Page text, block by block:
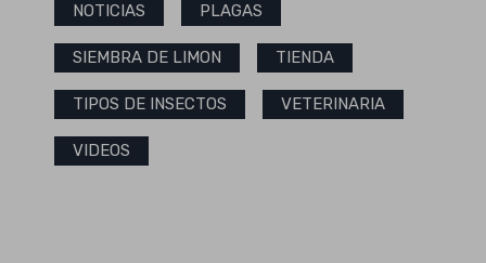
NOTICIAS PLAGAS
SIEMBRA DE LIMON TIENDA
TIPOS DE INSECTOS VETERINARIA
VIDEOS